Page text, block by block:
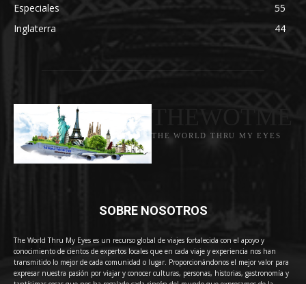
Especiales
55
Inglaterra
44
THE WORLD THRU MY EYES
SOBRE NOSOTROS
The World Thru My Eyes es un recurso global de viajes fortalecida con el apoyo y
conocimiento de cientos de expertos locales que en cada viaje y experiencia nos han
transmitido lo mejor de cada comunidad o lugar. Proporcionándonos el mejor valor para
expresar nuestra pasión por viajar y conocer culturas, personas, historias, gastronomía y